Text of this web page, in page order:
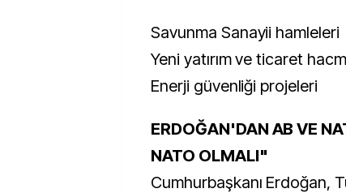
Savunma Sanayii hamleleri
Yeni yatırım ve ticaret
Enerji güvenliği projeleri
ERDOĞAN'DAN AB VE
NATO OLMALI"
Cumhurbaşkanı Erdoğan,